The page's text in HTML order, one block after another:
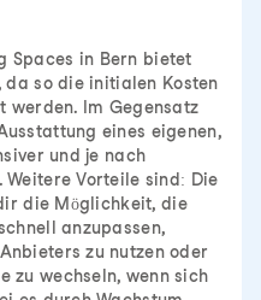
Spaces in Bern bietet
so die initialen Kosten
werden. Im Gegensatz
eines eigenen,
und je nach
Vorteile sind: Die
die Möglichkeit, die
anzupassen,
zu nutzen oder
zu wechseln, wenn sich